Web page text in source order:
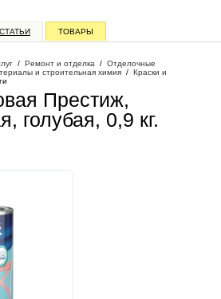
СТАТЬИ ТОВАРЫ
/ Ремонт и отделка / Отделочные
и строительная химия / Краски и
Престиж,
голубая, 0,9 кг.